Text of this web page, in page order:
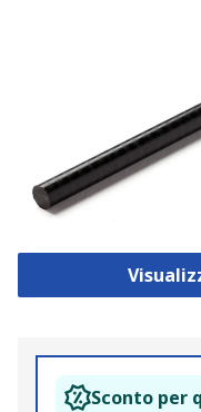
Sconto per